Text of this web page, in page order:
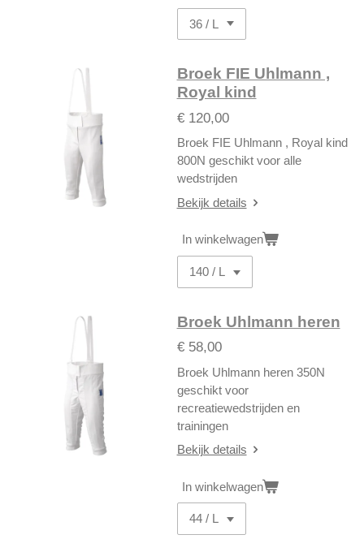
Broek FIE Uhlmann ,
Royal kind
€ 120,00
Broek FIE Uhlmann , Royal kind
800N geschikt voor alle
wedstrijden
Bekijk details
In winkelwagen
Broek Uhlmann heren
€ 58,00
Broek Uhlmann heren 350N
geschikt voor
recreatiewedstrijden en
trainingen
Bekijk details
In winkelwagen